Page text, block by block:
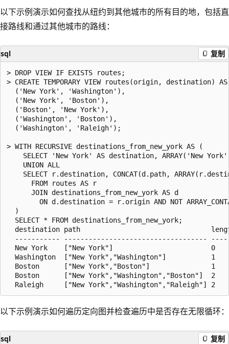
以下示例演示如何查找从纽约到其他城市的所有目的地，包括直
接路线和通过其他城市的路线：
sql 复制
> DROP VIEW IF EXISTS routes;
> CREATE TEMPORARY VIEW routes(origin, destination) AS
  ('New York', 'Washington'),
  ('New York', 'Boston'),
  ('Boston', 'New York'),
  ('Washington', 'Boston'),
  ('Washington', 'Raleigh');
> WITH RECURSIVE destinations_from_new_york AS (
SELECT 'New York' AS destination, ARRAY('New
    UNION ALL
SELECT r.destination, CONCAT(d.path,
      FROM routes AS r
      JOIN destinations_from_new_york AS d
ON d.destination = r.origin AND NOT
  )
  SELECT * FROM destinations_from_new_york;
destination path
----------- -----------------------------------
  New York    ["New York"]                        0
  Washington  ["New York","Washington"]           1
  Boston      ["New York","Boston"]               1
  Boston      ["New York","Washington","Boston"]  2
以下示例演示如何遍历定向图并检查遍历中是否存在无限循环：
sql 复制